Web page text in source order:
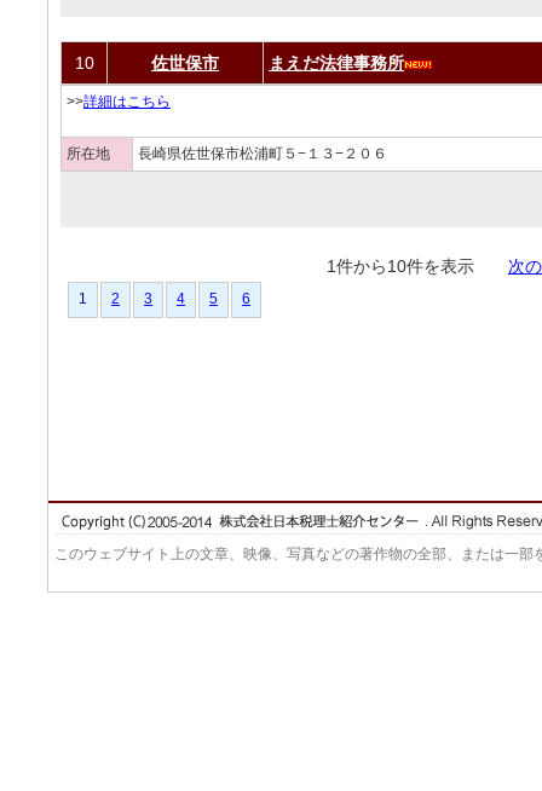
10 佐世保市 まえだ法律事務所
>>詳細はこちら
所在地 長崎県佐世保市松浦町５−１３−２０６
1件から10件を表示 次
1 2 3 4 5 6
このウェブサイト上の文章、映像、写真などの著作物の全部、または一